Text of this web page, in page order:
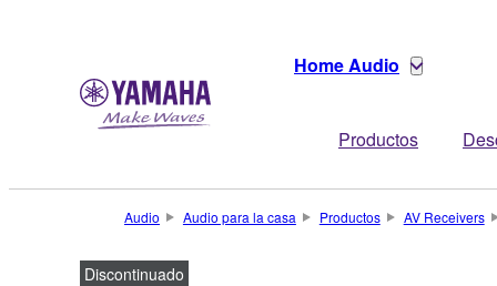
Home Audio
Productos
Audio Audio para la casa Productos AV Receivers
Discontinuado